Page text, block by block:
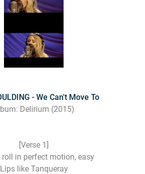
- We Can't Move To
Delirium (2015)
[Verse 1]
roll in perfect motion, easy
Lips like Tanqueray